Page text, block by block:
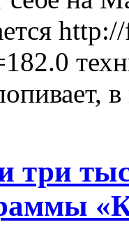
три